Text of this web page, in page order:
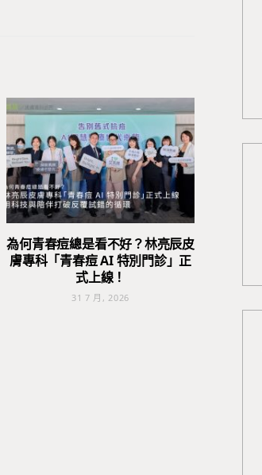
為何青春痘總是看不好？林亮辰皮
膚專科「青春痘 AI 特別門診」正
式上線！
31 7 月, 2026